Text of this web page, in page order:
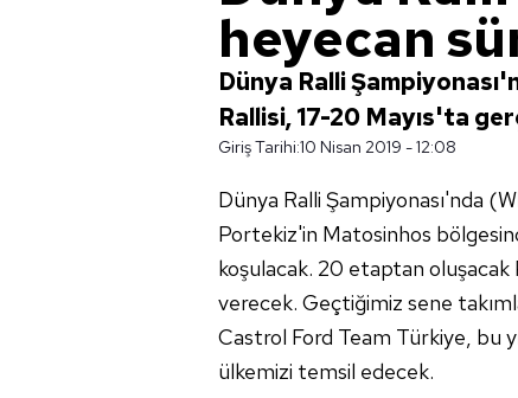
heyecan
Dünya Ralli
Rallisi, 17-20 Mayıs'ta
Giriş Tarihi:10 Nisan 2019 - 12:08
Dünya Ralli Şampiyonası'nda
Portekiz'in Matosinhos
koşulacak. 20 etaptan oluşacak
verecek. Geçtiğimiz sene
Castrol Ford Team Türkiye, bu
ülkemizi temsil edecek.